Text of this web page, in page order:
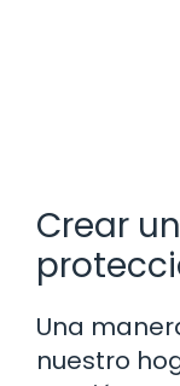
Crear
Una
nuestro